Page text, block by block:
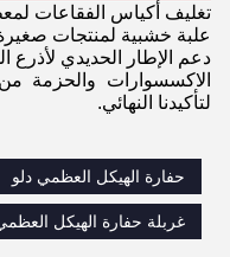
تغليف أكياس الفقاعات
علبة خشبية لمنتجات
دعم الإطار الحديدي لأذرع
الاكسسوارات والحزمة
لتأكيدنا النهائي.
حفارة الهيكل العظمي دلو
غربلة حفارة الهيكل